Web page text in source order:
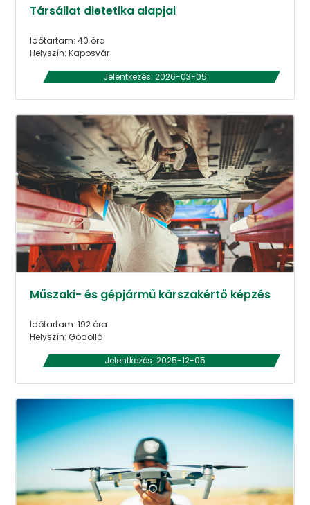
Társállat dietetika alapjai
Időtartam: 40 óra
Helyszín: Kaposvár
Jelentkezés: 2026-03-05
Műszaki- és gépjármű kárszakértő képzés
Időtartam: 192 óra
Helyszín: Gödöllő
Jelentkezés: 2025-12-05